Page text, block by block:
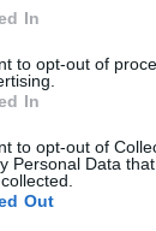
In
to opt-out of
In
to opt-out of
Personal Data
Out